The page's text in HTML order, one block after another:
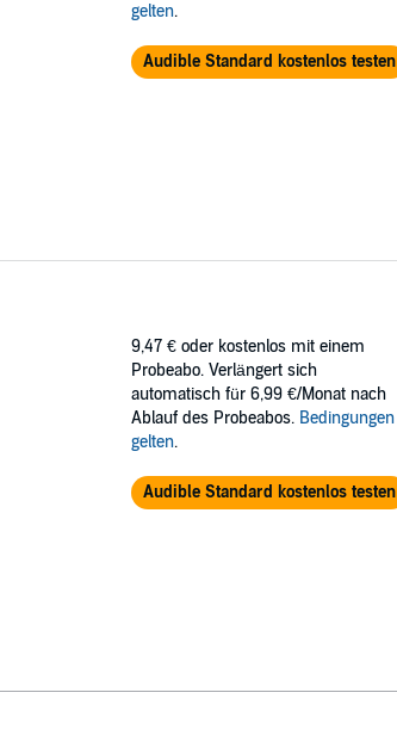
gelten.
Audible Standard kostenlos testen
9,47 € oder kostenlos mit einem
Probeabo. Verlängert sich
automatisch für 6,99 €/Monat nach
Ablauf des Probeabos. Bedingungen
gelten.
Audible Standard kostenlos testen